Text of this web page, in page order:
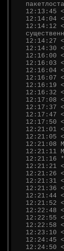
12:13:45
12:14:04
12:14:12
12:14:27
12:14:30
12:16:00
12:16:03
12:16:04
12:16:07
12:16:19
12:16:32
12:17:08
12:17:37
12:17:47
12:17:50
12:21:01
12:21:05
12:21:08
12:21:11
12:21:16
12:21:21
12:21:26
12:21:31
12:21:36
12:21:44
12:21:52
12:22:48
12:22:55
12:22:58
12:23:10
12:24:45
12:24:50